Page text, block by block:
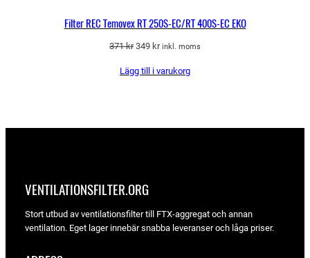
Filter REC Temovex RT 250S-EC/RT 400S-EC EKO
371kr Det
priset
349 krDet
priset
inkl. moms
Lägg till i varukorg
VENTILATIONSFILTER­.ORG
Stort utbud av ventilationsfilter till FTX-aggregat och annan
ventilation. Eget lager innebär snabba leveranser och låga priser.